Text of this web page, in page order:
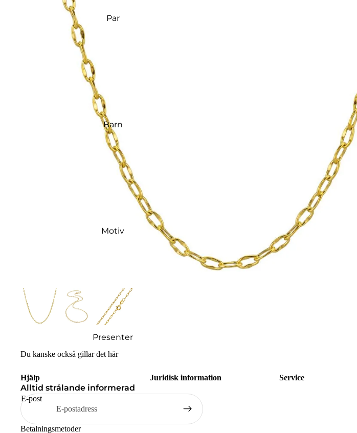
Par
Barn
Motiv
Presenter
Du kanske också gillar det här
Hjälp Juridisk information Service
Alltid strålande informerad
E-post
Betalningsmetoder